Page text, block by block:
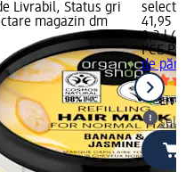
Livrabil, Status gri
magazin dm
41,95 lei
0,2 l
I’CE
de păr